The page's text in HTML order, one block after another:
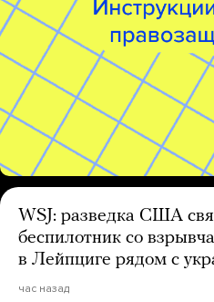
WSJ: разведка США
беспилотник со
в Лейпциге рядом с
час назад